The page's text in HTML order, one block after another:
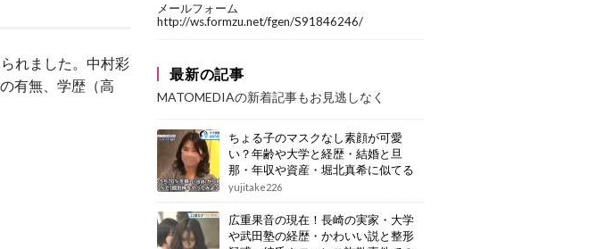
れました。中村彩
有無、学歴（高
メールフォーム
http://ws.formzu.net/fgen/S91846246/
最新の記事
MATOMEDIAの新着記事もお見逃しなく
ちょる子のマスクなし素顔が可愛
い？年齢や大学と経歴・結婚と旦
那・年収や資産・堀北真希に似てる
画像もまとめ
yujitake226
広重果音の現在！長崎の実家・大学
や武田塾の経歴・かわいい説と整形